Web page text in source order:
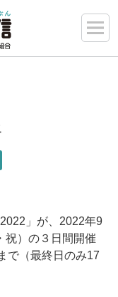
」が、2022年9
祝）の３日間開催
で（最終日のみ17